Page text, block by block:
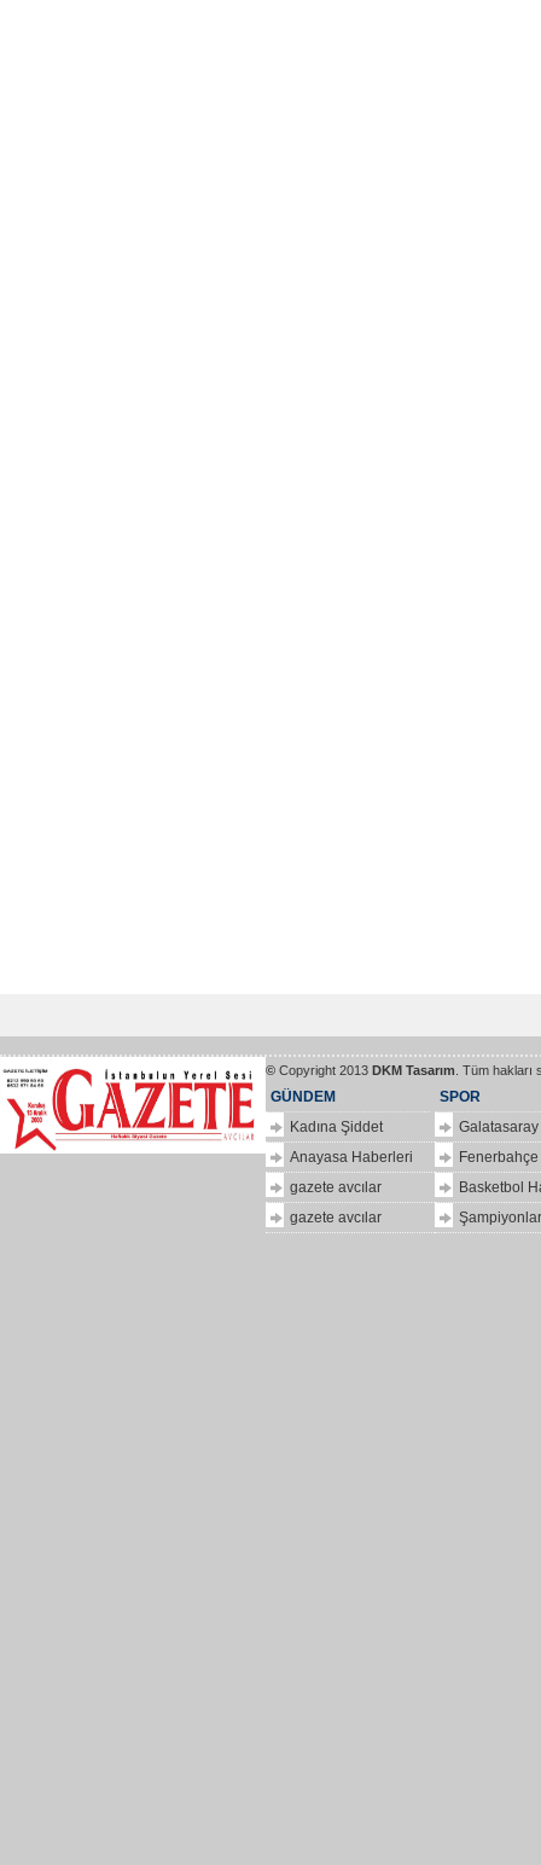
© Copyright 2013 DKM Tasarım . Tüm hakları
GÜNDEM
Kadına Şiddet
Anayasa Haberleri
gazete avcılar
gazete avcılar
SPOR
Galatasaray
Fenerbahçe
Basketbol